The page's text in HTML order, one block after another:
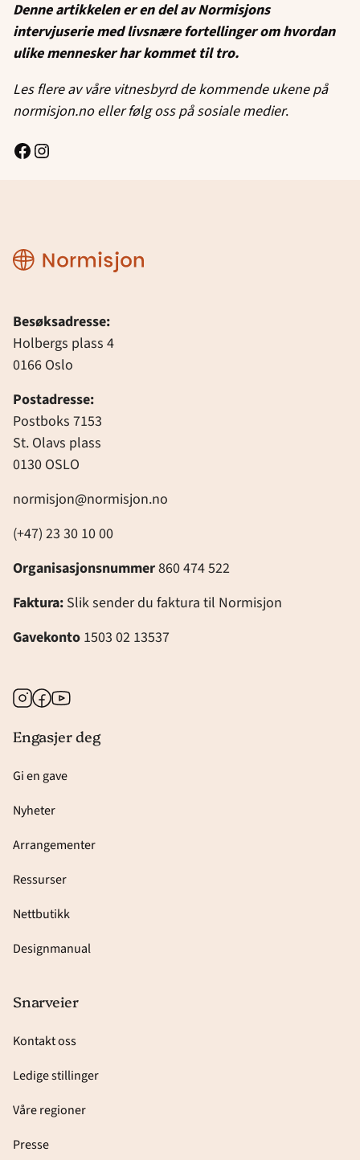
Denne artikkelen er en del av Normisjons
intervjuserie med livsnære fortellinger om hvordan
ulike mennesker har kommet til tro.
Les flere av våre vitnesbyrd de kommende ukene på
normisjon.no eller følg oss på sosiale medier.
Facebook
Instagram
Normisjon
Besøksadresse:
Holbergs plass 4
0166 Oslo
Postadresse:
Postboks 7153
St. Olavs plass
0130 OSLO
normisjon@normisjon.no
(+47) 23 30 10 00
Organisasjonsnummer860 474 522
Faktura: Slik sender du faktura til Normisjon
Gavekonto 1503 02 13537
Instagram
Facebook
Youtube
Engasjer deg
Gi en gave
Nyheter
Arrangementer
Ressurser
Nettbutikk
Designmanual
Snarveier
Kontakt oss
Ledige stillinger
Våre regioner
Presse